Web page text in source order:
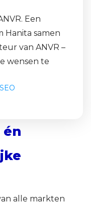
Een
Hanita samen
van ANVR –
wensen te
SEO
én
alle markten